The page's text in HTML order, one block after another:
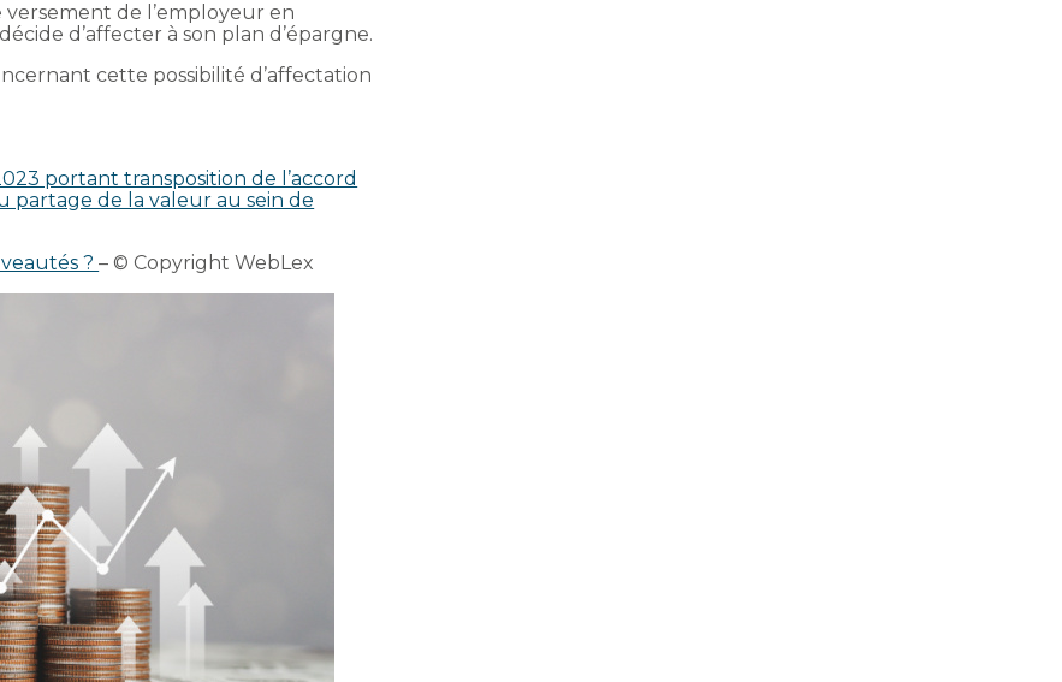
de l’employeur en
d’affecter à son plan d’épargne.
cette possibilité d’affectation
portant transposition de l’accord
partage de la valeur au sein de
?– © Copyright WebLex